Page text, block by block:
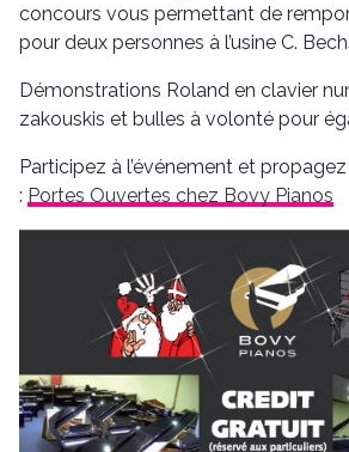
concours vous permettant de
pour deux personnes à l’usine C.
Démonstrations Roland en clavier
zakouskis et bulles à volonté pour
Participez à l’événement et
: Portes Ouvertes chez Bovy Pianos